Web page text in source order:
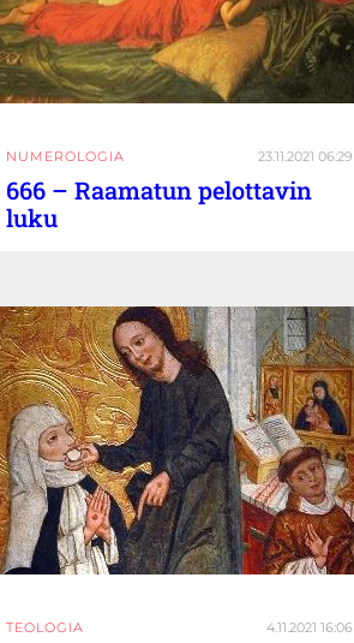
NUMEROLOGIA 23.11.2021 06:29
666 – Raamatun pelottavin
luku
TEOLOGIA 4.11.2021 16:06